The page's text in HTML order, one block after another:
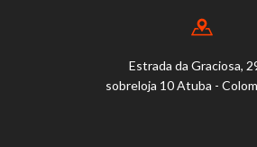
Estrada da Graciosa,
sobreloja 10 Atuba -